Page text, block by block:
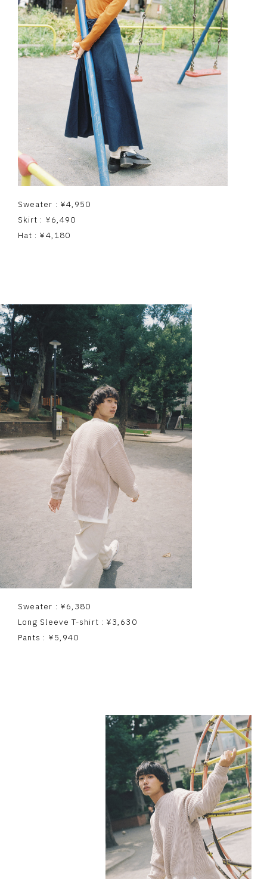
Sweater : ¥4,950
Skirt : ¥6,490
Hat : ¥4,180
Sweater : ¥6,380
Long Sleeve T-shirt : ¥3,630
Pants : ¥5,940